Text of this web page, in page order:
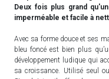
Deux fois plus grand
imperméable et facile à
Avec sa forme douce et ses
bleu foncé est bien plus
développement ludique qui
sa croissance. Utilisé seul